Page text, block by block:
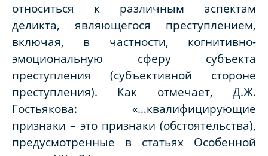
относиться к различным аспектам
деликта, являющегося преступлением,
включая, в частности, когнитивно-
эмоциональную сферу субъекта
преступления (субъективной стороне
преступления). Как отмечает, Д.Ж.
Гостьякова: «…квалифицирующие
признаки – это признаки (обстоятельства),
предусмотренные в статьях Особенной